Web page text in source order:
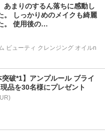
あまりのするん落ちに感動し
。 しっかりめのメイクも綺麗
。 使用後の…
ビューティ クレンジング オイルn
突破*1】アンプルール ブライ
品を30名様にプレゼント